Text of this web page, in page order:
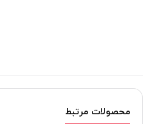
محصولات مرتبط